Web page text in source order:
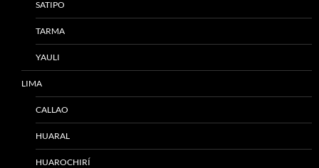
SATIPO
TARMA
YAULI
LIMA
CALLAO
HUARAL
HUAROCHIRÍ